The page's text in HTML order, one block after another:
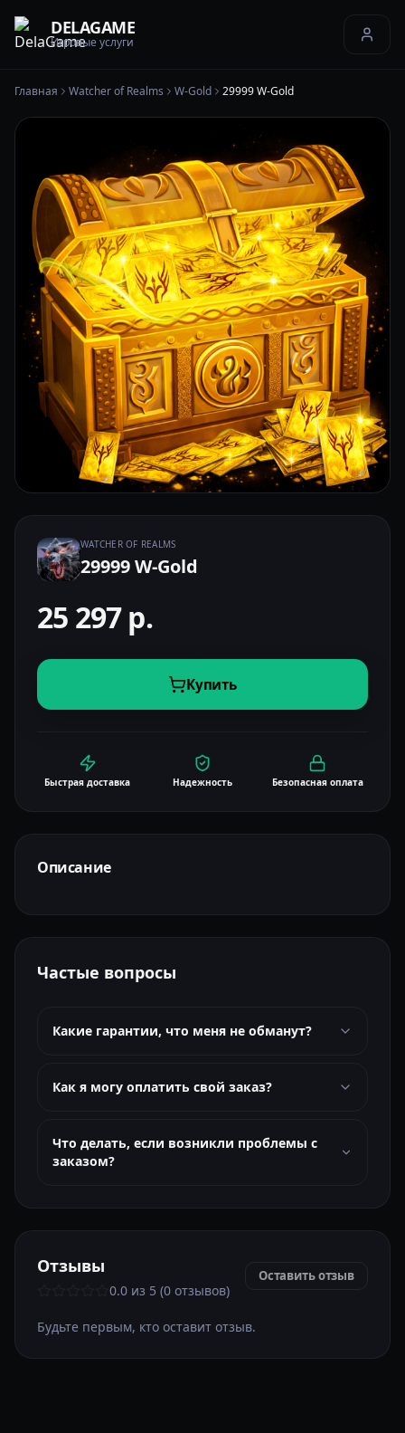
DELAGAME
Игровые услуги
Главная Watcher of Realms W-Gold 29999 W-Gold
WATCHER OF REALMS
29999 W-Gold
25 297р.
Купить
Быстрая доставка Надежность Безопасная оплата
Описание
Частые вопросы
Какие гарантии, что меня не обманут?
Как я могу оплатить свой заказ?
Что делать, если возникли проблемы с
заказом?
Отзывы
0.0 из 5 (0 отзывов)
Оставить отзыв
Будьте первым, кто оставит отзыв.